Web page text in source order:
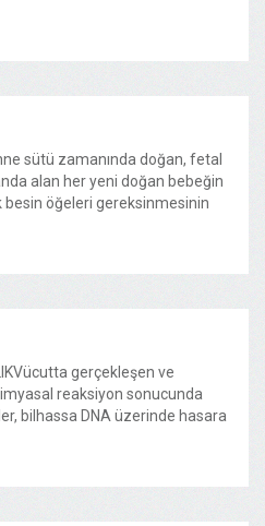
sütü zamanında doğan, fetal
alan her yeni doğan bebeğin
öğeleri gereksinmesinin
gerçekleşen ve
reaksiyon sonucunda
bilhassa DNA üzerinde hasara